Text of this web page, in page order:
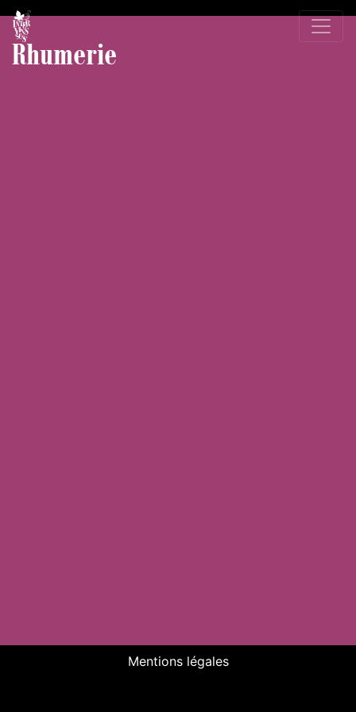
Rhumerie
Mentions légales